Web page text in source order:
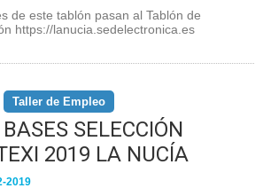
de este tablón pasan al Tablón de
https://lanucia.sedelectronica.es
Taller de Empleo
BASES SELECCIÓN
2019 LA NUCÍA
2019